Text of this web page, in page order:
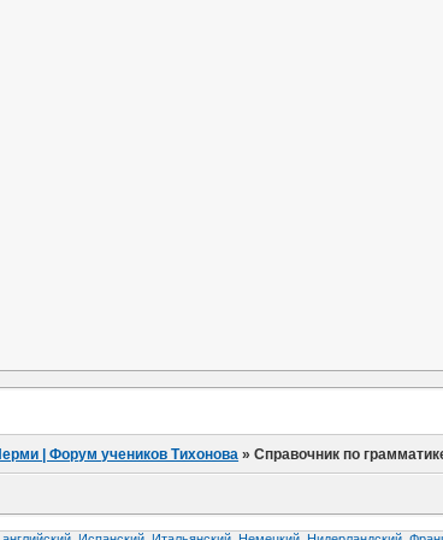
| Форум учеников Тихонова »Справочник по